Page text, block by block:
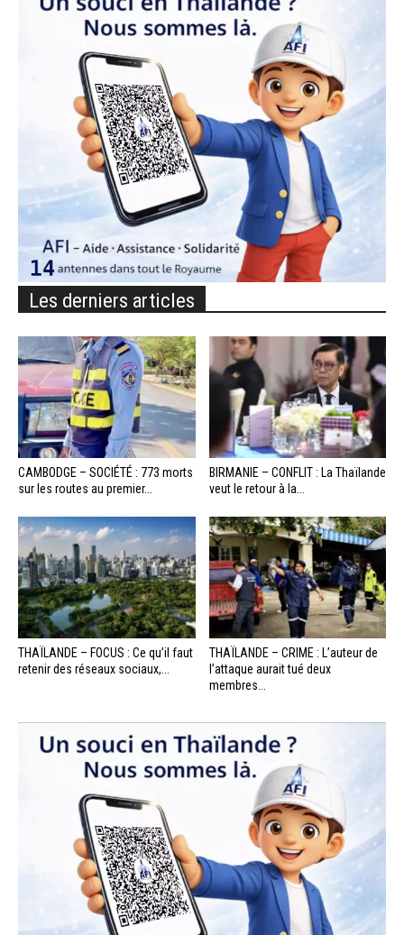
Les derniers articles
CAMBODGE – SOCIÉTÉ : 773 morts
sur les routes au premier...
BIRMANIE – CONFLIT : La Thaïlande
veut le retour à la...
THAÏLANDE – FOCUS : Ce qu’il faut
retenir des réseaux sociaux,...
THAÏLANDE – CRIME : L’auteur de
l’attaque aurait tué deux
membres...